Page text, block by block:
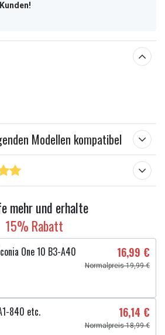
Modellen kompatibel
mehr und erhalte
15% Rabatt
One 10 B3-A40
16,99 €
Normalpreis 19,99 €
840 etc. 16,14 €
Normalpreis 18,99 €